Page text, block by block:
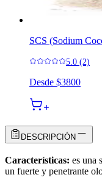
SCS (Sodium
5.0 (2)
Desde $3800
DESCRIPCIÓN
Características: es una
un fuerte y penetrante